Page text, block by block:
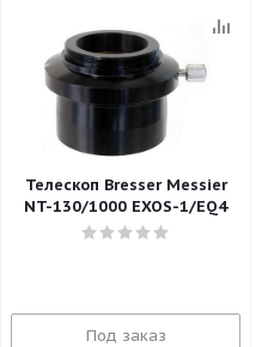
Телескоп Bresser Messier
NT-130/1000 EXOS-1/EQ4
Под заказ